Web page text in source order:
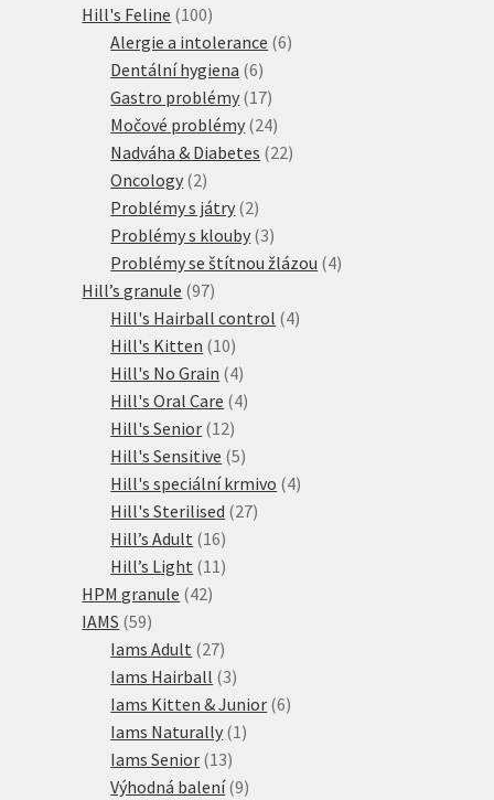
Hill's Feline 100100
produktů
Alergie a intolerance 66
Dentální hygiena 66
produktů
Gastro problémy 1717
produktů
Močové problémy 2424
produktů
Nadváha & Diabetes 2222
Oncology 22
produkty
Problémy s játry 22
produkty
Problémy s klouby 33
produkty
Problémy se štítnou žlázou 44
Hill’s granule 9797
produktů
Hill's Hairball control 44
Hill's Kitten 1010
produktů
Hill's No Grain 44
produkty
Hill's Oral Care 44
Hill's Senior 1212
produktů
Hill's Sensitive 55
produktů
Hill's speciální krmivo 44
Hill's Sterilised 2727
Hill’s Adult 1616
produktů
Hill’s Light 11 11
HPM granule 4242
IAMS 5959
produktů
Iams Adult 2727
produktů
Iams Hairball 33
produkty
Iams Kitten & Junior 66
Iams Naturally 1 1
Iams Senior 1313
produktů
Výhodná balení 99